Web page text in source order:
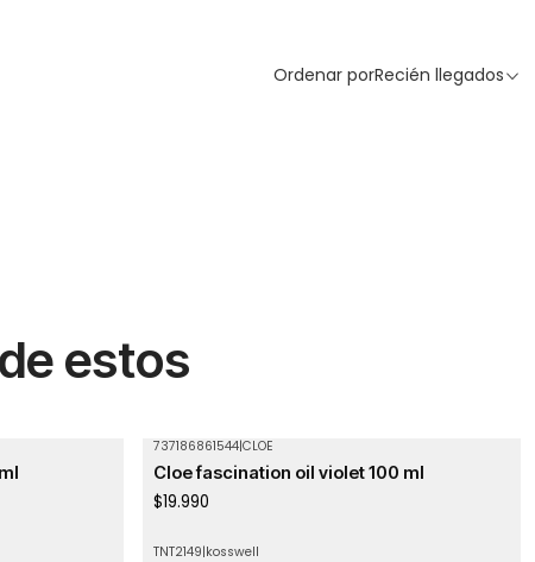
Ordenar porRecién llegados
estos
737186861544|CLOE
Cloe fascination oil violet 100 ml
$19.990
TNT2149|kosswell